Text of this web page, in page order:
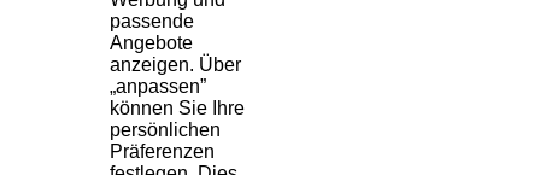
passende
Angebote
anzeigen. Über
„anpassen”
können Sie Ihre
persönlichen
Präferenzen